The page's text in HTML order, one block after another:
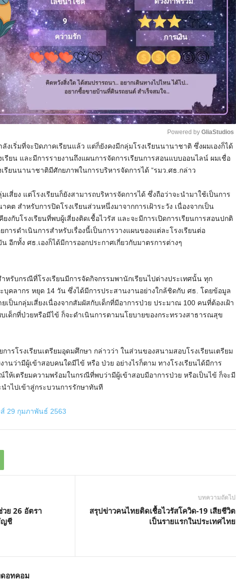
M
u
Powered by GliaStudios
งเริ่มที่จะปิดภาคเรียนแล้ว แต่ก็ยังคงมีกลุ่มโรงเรียนนานาชาติ ซึ่งผมเองก็ได้
รียน และมีการรายงานถึงแผนการจัดการเรียนการสอนแบบออนไลน์ ผมเชื่อ
รียนนานาชาติมีศักยภาพในการบริหารจัดการได้ ”รมว.ศธ.กล่าว
สี่ยง แต่โรงเรียนก็ยังสามารถบริหารจัดการได้ ซึ่งถือว่าจะนำมาใช้เป็นการ
คต สำหรับการปิดโรงเรียนส่วนหนึ่งมาจากการเฝ้าระวัง เนื่องจากเป็น
ยงกับโรงเรียนที่พบผู้เสี่ยงติดเชื้อไวรัส และจะมีการเปิดการเรียนการสอนปกติ
ารดำเนินการสำหรับเรื่องนี้เป็นการวางแผนของแต่ละโรงเรียนต่อ
อีกทั้ง ศธ.เองก็ได้มีการออกประกาศเกี่ยวกับมาตรการต่างๆ
รับกรณีที่โรงเรียนมีการจัดกิจกรรมพานักเรียนไปต่างประเทศนั้น ทุก
บุคลากร หยุด 14 วัน ซึ่งได้มีการประสานงานอย่างใกล้ชิดกับ ศธ. โดยข้อมูล
เป็นกลุ่มเสี่ยงเนื่องจากสัมผัสกับเด็กที่มีอาการป่วย ประมาณ 100 คนที่ต้องเฝ้า
เด็กที่ป่วยหรือมีไข้ ก็จะดำเนินการตามนโยบายของกระทรวงสาธารณสุข
รโรงเรียนเตรียมอุดมศึกษา กล่าวว่า ในส่วนของสนามสอบโรงเรียนเตรียม
านว่ามีผู้เข้าสอบคนใดมีไข้ หรือ ป่วย อย่างไรก็ตาม ทางโรงเรียนได้มีการ
ห้เตรียมความพร้อมในกรณีที่พบว่ามีผู้เข้าสอบมีอาการป่วย หรือเป็นไข้ ก็จะมี
ำไปเข้าสู่กระบวนการรักษาทันที
29 กุมภาพันธ์ 2563
ย 26 อัตรา
ญชี
บทความถัดไป
สรุปข่าวคนไทยติดเชื้อไวรัสโควิด-19 เสียชีวิต
เป็นรายแรกในประเทศไทย
อทคอม